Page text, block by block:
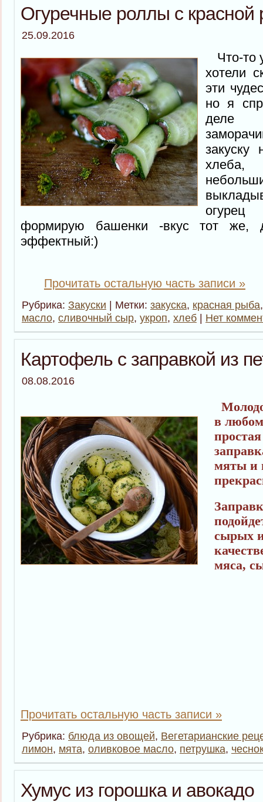
Огуречные роллы с красной
25.09.2016
Что-то
хотели
эти
но я
закуску
хлеба,
формирую башенки -вкус тот
эффектный:)
Прочитать остальную часть записи »
Рубрика: Закуски | Метки: закуска, красная рыба
масло, сливочный сыр, укроп, хлеб | Нет
Картофель с заправкой из
08.08.2016
в
мяты и
сырых
мяса,
Прочитать остальную часть записи »
Рубрика: блюда из овощей, Вегетарианские
лимон, мята, оливковое масло, петрушка,
Хумус из горошка и авокадо